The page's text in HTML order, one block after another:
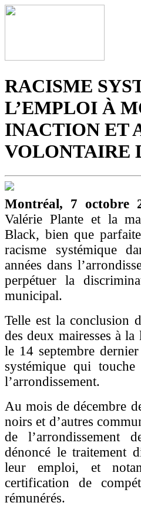
RACISME
L’EMPLOI À
INACTION ET
VOLONTAIRE
Montréal, 7 octobre
Valérie Plante et la
Black, bien que
racisme systémique
années dans
perpétuer la
municipal.
Telle est la conclusion
des deux mairesses à
le 14 septembre
systémique qui
l’arrondissement.
Au mois de décembre
noirs et d’autres
de l’arrondissement
dénoncé le traitement
leur emploi, et
certification de
rémunérés.